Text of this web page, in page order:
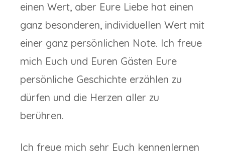
einen Wert, aber Eure Liebe hat einen
ganz besonderen, individuellen Wert mit
einer ganz persönlichen Note. Ich freue
mich Euch und Euren Gästen Eure
persönliche Geschichte erzählen zu
dürfen und die Herzen aller zu
berühren.
Ich freue mich sehr Euch kennenlernen